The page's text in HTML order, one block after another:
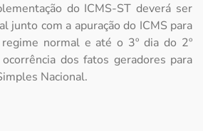
do ICMS-ST deverá ser
junto com a apuração do ICMS para
normal e até o 3º dia do 2º
dos fatos geradores para
Nacional.